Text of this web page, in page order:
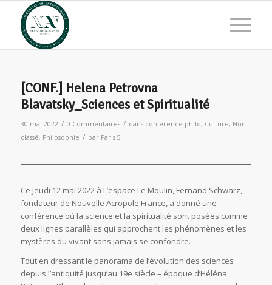
[CONF.] Helena Petrovna
Blavatsky_Sciences et Spiritualité
30 mai 2022 / 0 Commentaires / dans conférence philo, Culture, Non
classé, Philosophie / par Paris 5
Ce Jeudi 12 mai 2022 à L’espace Le Moulin, Fernand Schwarz,
fondateur de Nouvelle Acropole France, a donné une
conférence où la science et la spiritualité sont posées comme
deux lignes parallèles qui approchent les phénomènes et les
mystères du vivant sans jamais se confondre.
Tout en dressant le panorama de l’évolution des sciences
depuis l’antiquité jusqu’au 19e siècle – époque d’Héléna